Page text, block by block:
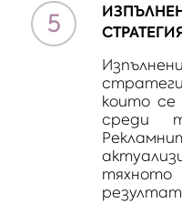
5
които
среди